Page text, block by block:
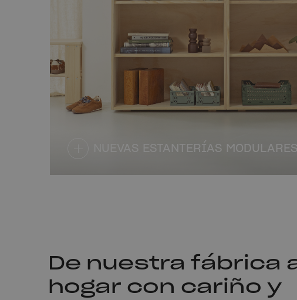
NUEVAS ESTANTERÍAS MODULARES
De nuestra fábrica
hogar con cariño y